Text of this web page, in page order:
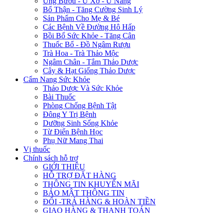
Bổ Thận - Tăng Cường Sinh Lý
Sản Phẩm Cho Mẹ & Bé
Các Bệnh Về Đường Hô Hấp
Bồi Bổ Sức Khỏe - Tăng Cân
Thuốc Bổ - Đồ Ngâm Rượu
Trà Hoa - Trà Thảo Mộc
Ngâm Chân - Tắm Thảo Dược
Cây & Hạt Giống Thảo Dược
Cẩm Nang Sức Khỏe
Thảo Dược Và Sức Khỏe
Bài Thuốc
Phòng Chống Bệnh Tật
Đông Y Trị Bệnh
Dưỡng Sinh Sống Khỏe
Từ Điển Bệnh Học
Phụ Nữ Mang Thai
Vị thuốc
Chính sách hỗ trợ
GIỚI THIỆU
HỖ TRỢ ĐẶT HÀNG
THÔNG TIN KHUYẾN MÃI
BẢO MẬT THÔNG TIN
ĐỔI -TRẢ HÀNG & HOÀN TIỀN
GIAO HÀNG & THANH TOÁN